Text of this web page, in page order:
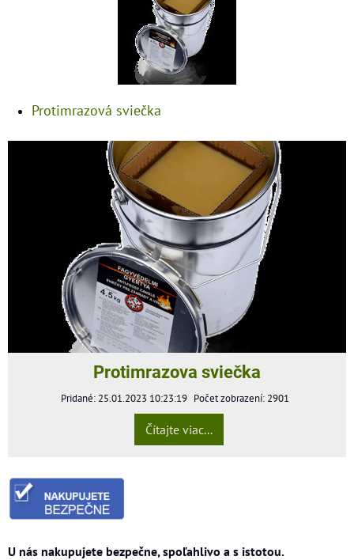
Protimrazová sviečka
Protimrazova sviečka
Pridané: 25.01.2023 10:23:19 Počet zobrazení: 2901
Čítajte viac...
U nás nakupujete bezpečne, spoľahlivo a s istotou.